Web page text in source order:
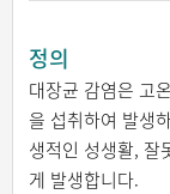
정의
대장균 감염은 고
을 섭취하여 발생
생적인 성생활, 잘
게 발생합니다.